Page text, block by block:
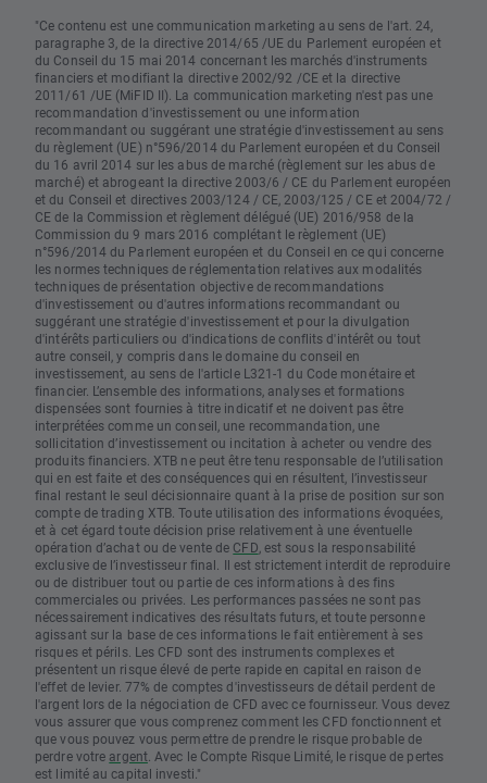
"Ce contenu est une communication marketing au sens de l'art. 24,
paragraphe 3, de la directive 2014/65 /UE du Parlement européen et
du Conseil du 15 mai 2014 concernant les marchés d'instruments
financiers et modifiant la directive 2002/92 /CE et la directive
2011/61 /UE (MiFID II). La communication marketing n'est pas une
recommandation d'investissement ou une information
recommandant ou suggérant une stratégie d'investissement au sens
du règlement (UE) n°596/2014 du Parlement européen et du Conseil
du 16 avril 2014 sur les abus de marché (règlement sur les abus de
marché) et abrogeant la directive 2003/6 / CE du Parlement européen
et du Conseil et directives 2003/124 / CE, 2003/125 / CE et 2004/72 /
CE de la Commission et règlement délégué (UE) 2016/958 de la
Commission du 9 mars 2016 complétant le règlement (UE)
n°596/2014 du Parlement européen et du Conseil en ce qui concerne
les normes techniques de réglementation relatives aux modalités
techniques de présentation objective de recommandations
d'investissement ou d'autres informations recommandant ou
suggérant une stratégie d'investissement et pour la divulgation
d'intérêts particuliers ou d'indications de conflits d'intérêt ou tout
autre conseil, y compris dans le domaine du conseil en
investissement, au sens de l'article L321-1 du Code monétaire et
financier. L’ensemble des informations, analyses et formations
dispensées sont fournies à titre indicatif et ne doivent pas être
interprétées comme un conseil, une recommandation, une
sollicitation d’investissement ou incitation à acheter ou vendre des
produits financiers. XTB ne peut être tenu responsable de l’utilisation
qui en est faite et des conséquences qui en résultent, l’investisseur
final restant le seul décisionnaire quant à la prise de position sur son
compte de trading XTB. Toute utilisation des informations évoquées,
et à cet égard toute décision prise relativement à une éventuelle
opération d’achat ou de vente de CFD , est sous la responsabilité
exclusive de l’investisseur final. Il est strictement interdit de reproduire
ou de distribuer tout ou partie de ces informations à des fins
commerciales ou privées. Les performances passées ne sont pas
nécessairement indicatives des résultats futurs, et toute personne
agissant sur la base de ces informations le fait entièrement à ses
risques et périls. Les CFD sont des instruments complexes et
présentent un risque élevé de perte rapide en capital en raison de
l'effet de levier. 77% de comptes d'investisseurs de détail perdent de
l'argent lors de la négociation de CFD avec ce fournisseur. Vous devez
vous assurer que vous comprenez comment les CFD fonctionnent et
que vous pouvez vous permettre de prendre le risque probable de
perdre votre argent. Avec le Compte Risque Limité, le risque de pertes
est limité au capital investi."